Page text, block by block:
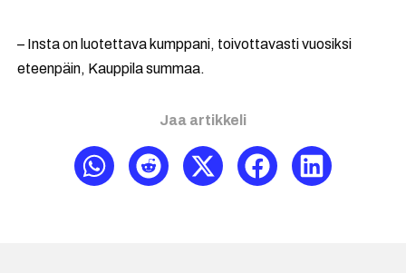
– Insta on luotettava kumppani, toivottavasti vuosiksi
eteenpäin, Kauppila summaa.
Jaa artikkeli